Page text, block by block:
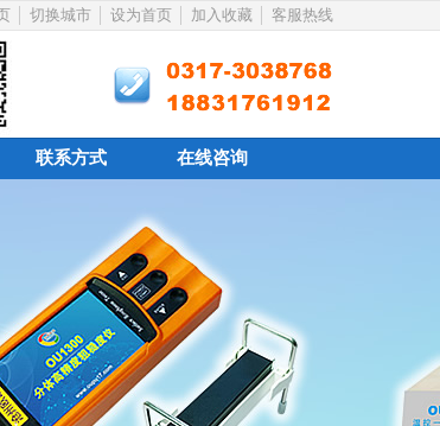
切换城市 设为首页 加入收藏 客服热线
联系方式 在线咨询